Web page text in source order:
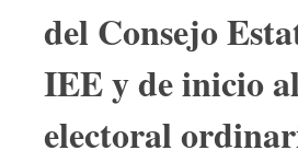
del Consejo
IEE y de inicio
electoral